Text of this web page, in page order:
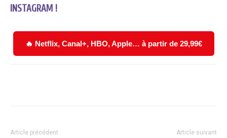
INSTAGRAM !
🔥 Netflix, Canal+, HBO, Apple… à partir de 29,99€
Article précédent Article suivant